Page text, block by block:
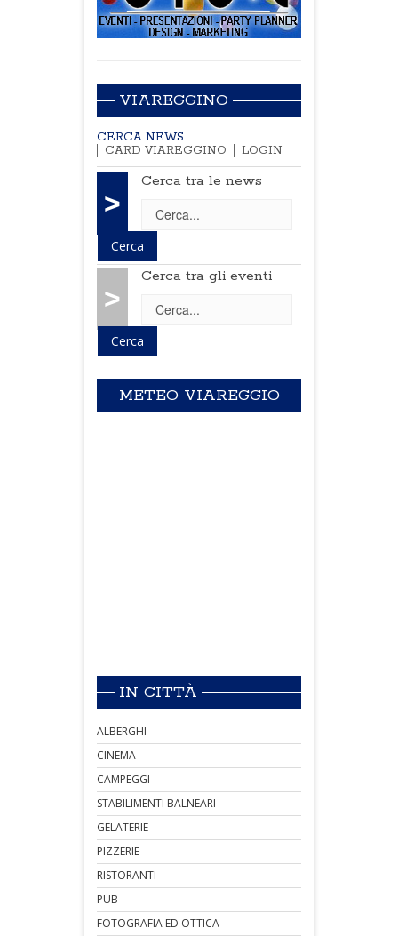
VIAREGGINO
CERCA NEWS
CARD VIAREGGINO
LOGIN
>
Cerca tra le news
>
Cerca tra gli eventi
METEO VIAREGGIO
IN CITTÀ
ALBERGHI
CINEMA
CAMPEGGI
STABILIMENTI BALNEARI
GELATERIE
PIZZERIE
RISTORANTI
PUB
FOTOGRAFIA ED OTTICA